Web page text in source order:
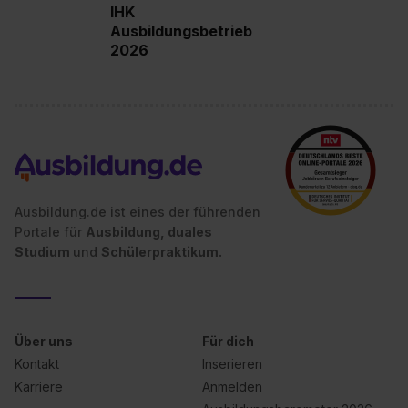
IHK
Ausbildungsbetrieb
2026
Ausbildung.de ist eines der führenden
Portale für Ausbildung, duales
Studium und Schülerpraktikum.
Über uns
Kontakt
Karriere
Für dich
Inserieren
Anmelden